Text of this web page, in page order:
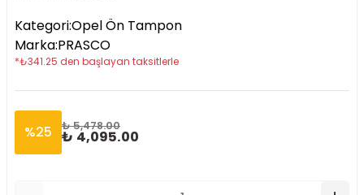
Kategori:Opel Ön Tampon
Marka:PRASCO
*₺341.25 den başlayan taksitlerle
%25 ₺ 5,478.00
₺ 4,095.00